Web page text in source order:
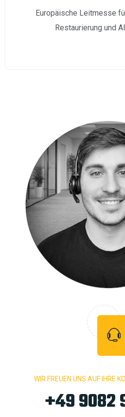
Europäische Leitmesse
Restaurierung und
WIR FREUEN UNS AUF IHRE
+49 9082